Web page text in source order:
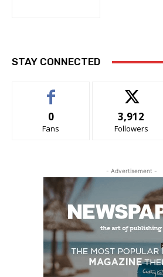
STAY CONNECTED
0
Fans
3,912
Followers
- Advertisement -